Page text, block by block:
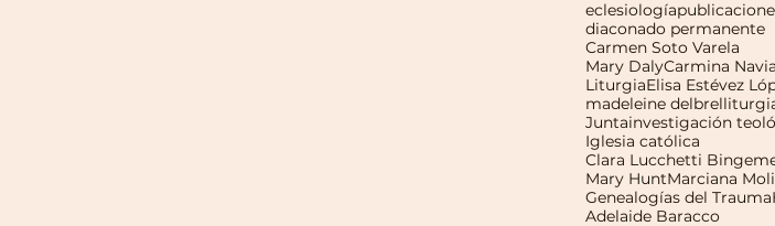
eclesiología
diaconado permanente
Carmen Soto Varela
Mary DalyCarmina
LiturgiaElisa Estévez
madeleine delbrel
Juntainvestigación
Iglesia católica
Clara Lucchetti
Mary HuntMarciana
Genealogías del Trauma
Adelaide Baracco